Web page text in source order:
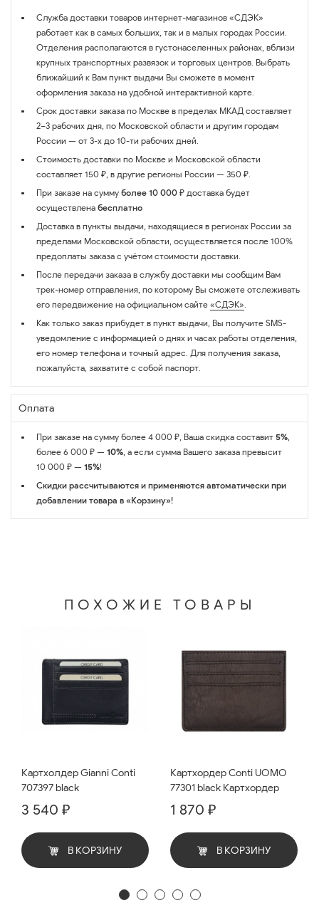
Служба доставки товаров интернет-магазинов «СДЭК»
работает как в самых больших, так и в малых городах России.
Отделения располагаются в густонаселенных районах, вблизи
крупных транспортных развязок и торговых центров. Выбрать
ближайший к Вам пункт выдачи Вы сможете в момент
оформления заказа на удобной интерактивной карте.
Срок доставки заказа по Москве в пределах МКАД составляет
2–3 рабочих дня, по Московской области и другим городам
России — от 3-х до 10-ти рабочих дней.
Стоимость доставки по Москве и Московской области
составляет 150 ₽, в другие регионы России — 350 ₽.
При заказе на сумму более 10 000 ₽ доставка будет
осуществлена бесплатно
Доставка в пункты выдачи, находящиеся в регионах России за
пределами Московской области, осуществляется после 100%
предоплаты заказа с учётом стоимости доставки.
После передачи заказа в службу доставки мы сообщим Вам
трек-номер отправления, по которому Вы сможете отслеживать
его передвижение на официальном сайте «СДЭК».
Как только заказ прибудет в пункт выдачи, Вы получите SMS-
уведомление с информацией о днях и часах работы отделения,
его номер телефона и точный адрес. Для получения заказа,
пожалуйста, захватите с собой паспорт.
Оплата
При заказе на сумму более 4 000 ₽, Ваша скидка составит 5%,
более 6 000 ₽ — 10%, а если сумма Вашего заказа превысит
10 000 ₽ — 15%!
Скидки рассчитываются и применяются автоматически при
добавлении товара в «Корзину»!
ПОХОЖИЕ ТОВАРЫ
Картхолдер Gianni Conti
707397 black
3 540 ₽
В КОРЗИНУ
Картхордер Conti UOMO
77301 black Картхордер
1 870 ₽
В КОРЗИНУ